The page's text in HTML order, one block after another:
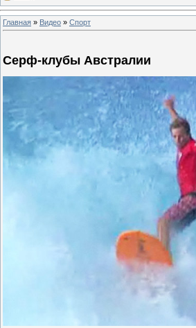
Главная » Видео » Спорт
Серф-клубы Австралии